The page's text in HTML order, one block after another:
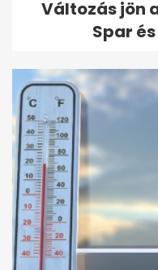
Változás jön
Spar